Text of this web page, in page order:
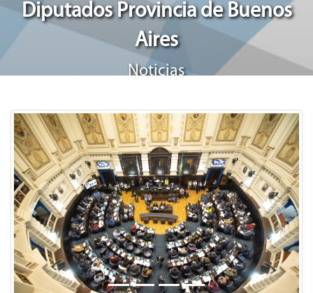
Diputados Provincia de Buenos
Aires
Noticias
Previous Next